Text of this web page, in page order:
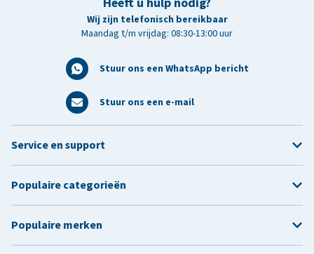
Wij zijn telefonisch bereikbaar
Maandag t/m vrijdag: 08:30-13:00 uur
Stuur ons een WhatsApp bericht
Stuur ons een e-mail
Service en support
Populaire categorieën
Populaire merken